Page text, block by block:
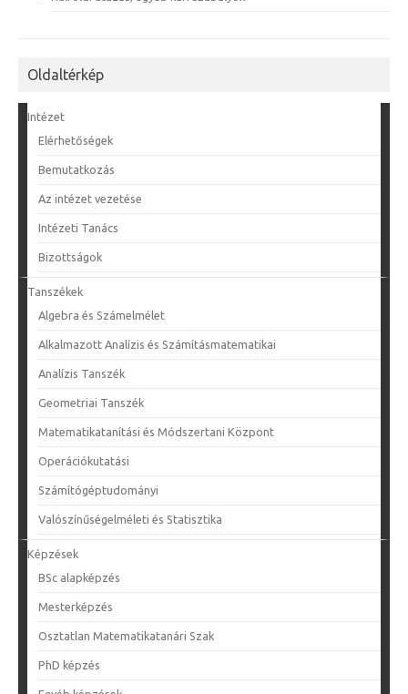
Oldaltérkép
Intézet
Elérhetőségek
Bemutatkozás
Az intézet vezetése
Intézeti Tanács
Bizottságok
Tanszékek
Algebra és Számelmélet
Alkalmazott Analízis és Számításmatematikai
Analízis Tanszék
Geometriai Tanszék
Matematikatanítási és Módszertani Központ
Operációkutatási
Számítógéptudományi
Valószínűségelméleti és Statisztika
Képzések
BSc alapképzés
Mesterképzés
Osztatlan Matematikatanári Szak
PhD képzés